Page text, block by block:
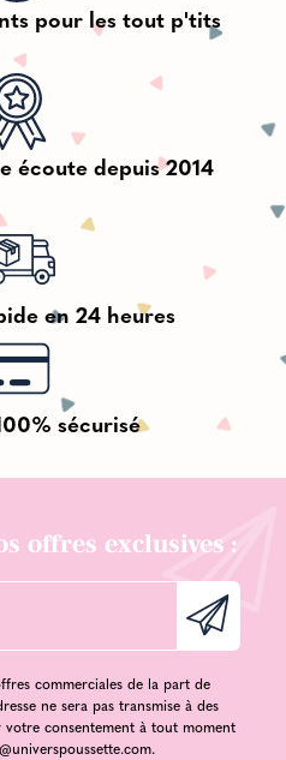
pour les tout p'tits
écoute depuis 2014
en 24 heures
sécurisé
offres exclusives :
commerciales de la part de
ne sera pas transmise à des
consentement à tout moment
.